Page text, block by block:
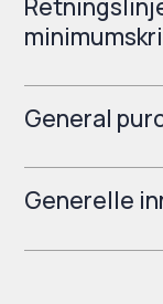
General
Generelle